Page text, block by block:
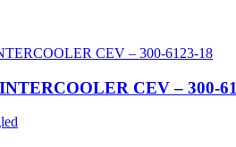
CEV – 300-